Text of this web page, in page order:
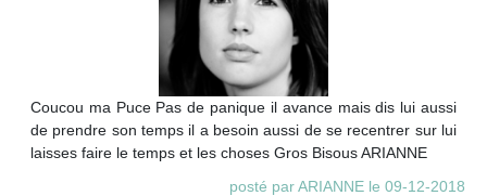
Coucou ma Puce Pas de panique il avance mais dis lui aussi
de prendre son temps il a besoin aussi de se recentrer sur lui
laisses faire le temps et les choses Gros Bisous ARIANNE
posté par ARIANNE le 09-12-2018